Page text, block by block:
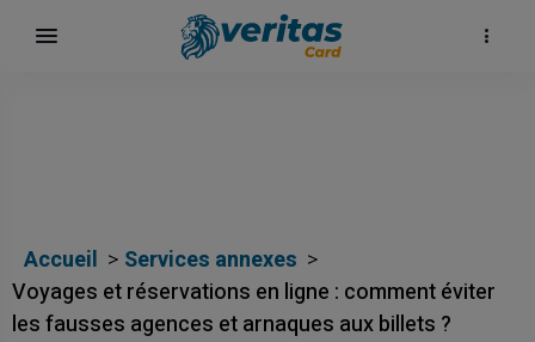
Accueil
Services annexes
Voyages et réservations en ligne : comment éviter
les fausses agences et arnaques aux billets ?